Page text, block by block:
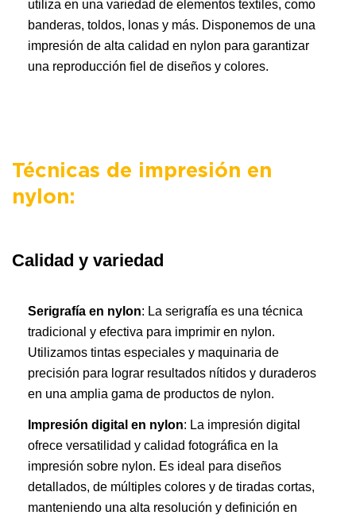
utiliza en una variedad de elementos textiles, como
banderas, toldos, lonas y más. Disponemos de una
impresión de alta calidad en nylon para garantizar
una reproducción fiel de diseños y colores.
Técnicas de impresión en
nylon:
Calidad y variedad
Serigrafía en nylon: La serigrafía es una técnica
tradicional y efectiva para imprimir en nylon.
Utilizamos tintas especiales y maquinaria de
precisión para lograr resultados nítidos y duraderos
en una amplia gama de productos de nylon.
Impresión digital en nylon: La impresión digital
ofrece versatilidad y calidad fotográfica en la
impresión sobre nylon. Es ideal para diseños
detallados, de múltiples colores y de tiradas cortas,
manteniendo una alta resolución y definición en